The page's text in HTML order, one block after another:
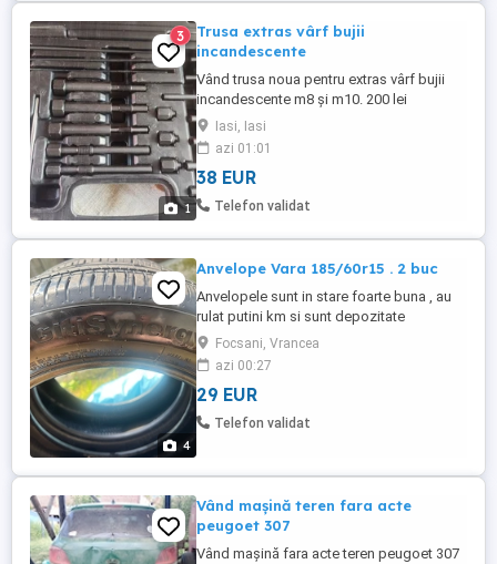
1
3
Trusa extras vârf bujii
incandescente
Vând trusa noua pentru extras vârf bujii
incandescente m8 și m10. 200 lei
Iasi, Iasi
azi 01:01
38 EUR
Telefon validat
4
Anvelope Vara 185/60r15 . 2 buc
Anvelopele sunt in stare foarte buna , au
rulat putini km si sunt depozitate
corespunzator ! Detalii suplimentare la
telefon !
Focsani, Vrancea
azi 00:27
29 EUR
Telefon validat
Vând mașină teren fara acte
peugoet 307
Vând mașină fara acte teren peugoet 307